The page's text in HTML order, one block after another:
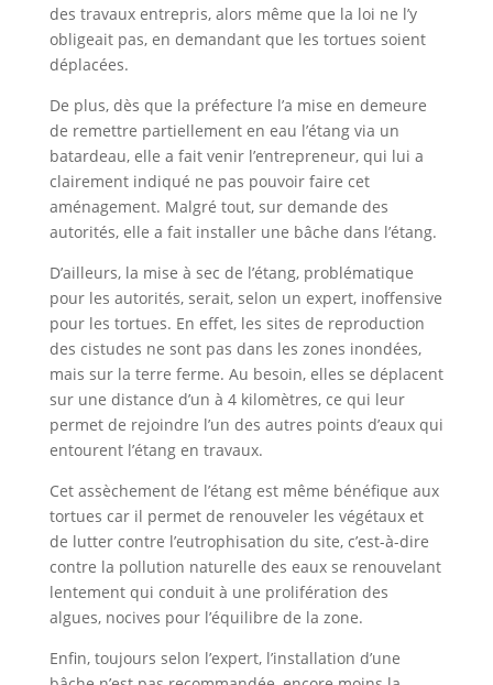
des travaux entrepris, alors même que la loi ne l’y
obligeait pas, en demandant que les tortues soient
déplacées.
De plus, dès que la préfecture l’a mise en demeure
de remettre partiellement en eau l’étang via un
batardeau, elle a fait venir l’entrepreneur, qui lui a
clairement indiqué ne pas pouvoir faire cet
aménagement. Malgré tout, sur demande des
autorités, elle a fait installer une bâche dans l’étang.
D’ailleurs, la mise à sec de l’étang, problématique
pour les autorités, serait, selon un expert, inoffensive
pour les tortues. En effet, les sites de reproduction
des cistudes ne sont pas dans les zones inondées,
mais sur la terre ferme. Au besoin, elles se déplacent
sur une distance d’un à 4 kilomètres, ce qui leur
permet de rejoindre l’un des autres points d’eaux qui
entourent l’étang en travaux.
Cet assèchement de l’étang est même bénéfique aux
tortues car il permet de renouveler les végétaux et
de lutter contre l’eutrophisation du site, c’est-à-dire
contre la pollution naturelle des eaux se renouvelant
lentement qui conduit à une prolifération des
algues, nocives pour l’équilibre de la zone.
Enfin, toujours selon l’expert, l’installation d’une